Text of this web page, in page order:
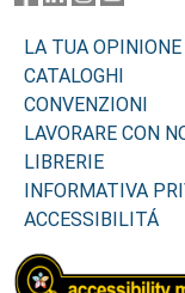
LA TUA OPINIONE
CATALOGHI
CONVENZIONI
LAVORARE CON
LIBRERIE
INFORMATIVA
ACCESSIBILITÁ